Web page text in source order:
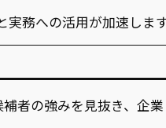
実務への活用が加速しま
補者の強みを見抜き、企